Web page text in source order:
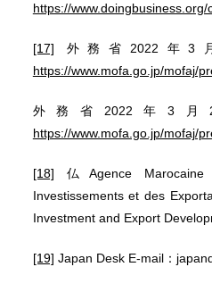
https://
[17] 外務省2022年3
https://www.mofa.go.jp/mofaj/
外務省2022年3
https://www.mofa.go.jp/mofaj/
[18] 仏Agence Marocaine
Investissements et des
Investment and Export
[19] Japan Desk E-mail：